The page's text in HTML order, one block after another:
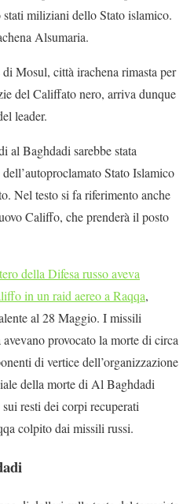
miliziani dello Stato islamico.
Alsumaria.
Mosul, città irachena rimasta per
del Califfato nero, arriva dunque
leader.
al Baghdadi sarebbe stata
Stato Islamico
Nel testo si fa riferimento anche
Califfo, che prenderà il posto
della Difesa russo aveva
in un raid aereo a Raqqa,
al 28 Maggio. I missili
provocato la morte di circa
di vertice dell’organizzazione
della morte di Al Baghdadi
resti dei corpi recuperati
colpito dai missili russi.